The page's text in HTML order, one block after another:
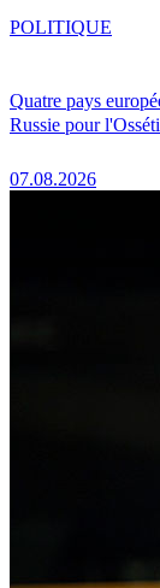
Quatre pays
Russie pour
07.08.2026
POLITIQUE